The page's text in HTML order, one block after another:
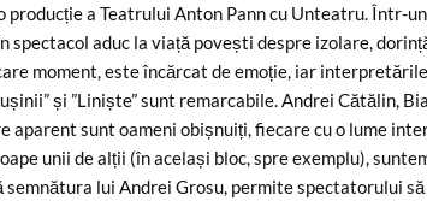
a Teatrului Anton Pann cu Unteatru. Într-
aduc la viață povești despre izolare,
moment, este încărcat de emoție, iar
și ”Liniște” sunt remarcabile. Andrei Cătălin,
aparent sunt oameni obișnuiți, fiecare cu o lume
unii de alții (în același bloc, spre exemplu),
lui Andrei Grosu, permite spectatorului